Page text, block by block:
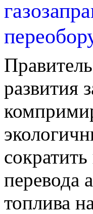
развития
перевода
топлива